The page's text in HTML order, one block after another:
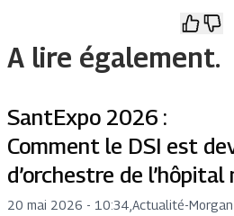
A lire également.
SantExpo 2026 :
Comment le DSI est
d’orchestre de l’hôpital
20 mai 2026 - 10:34 Actualité-Morgan